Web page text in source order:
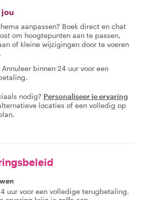
jou
aanpassen? Boek direct en chat
om hoogtepunten aan te passen,
of kleine wijzigingen door te voeren
Annuleer binnen 24 uur voor een
nodig? Personaliseer je ervaring
locaties of een volledig op
uur voor een volledige terugbetaling.